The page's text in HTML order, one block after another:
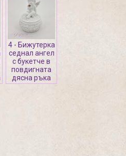
4 - Бижутерка
седнал ангел
с букетче в
повдигната
дясна ръка